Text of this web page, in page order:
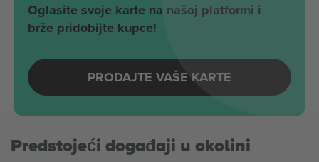
Oglasite svoje karte na našoj platformi i
brže pridobijte kupce!
PRODAJTE VAŠE KARTE
Predstojeći događaji u okolini